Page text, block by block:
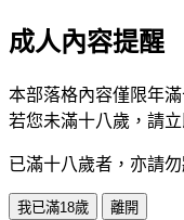
成人內容提醒
本部落格內容僅限年
若您未滿十八歲，請立
已滿十八歲者，亦請
我已滿18歲 離開